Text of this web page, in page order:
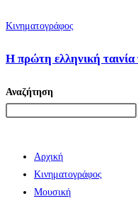
Κινηματογράφος
Η πρώτη ελληνική
Αναζήτηση
Αρχική
Κινηματογράφος
Μουσική